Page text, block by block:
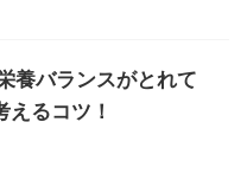
養バランスがとれて
えるコツ！